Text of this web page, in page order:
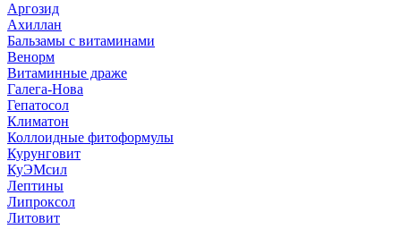
Аргозид
Ахиллан
Бальзамы с витаминами
Венорм
Витаминные драже
Галега-Нова
Гепатосол
Климатон
Коллоидные фитоформулы
Курунговит
КуЭМсил
Лептины
Липроксол
Литовит